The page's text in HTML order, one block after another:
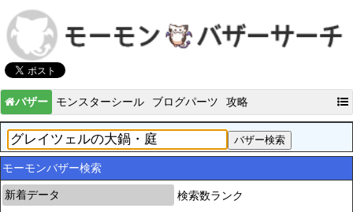
バザー モンスターシール ブログパーツ 攻略
モーモンバザー検索
新着データ
検索数ランク